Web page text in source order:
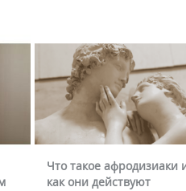
Что такое афродизиаки
как они действуют